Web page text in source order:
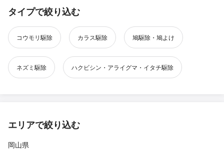
タイプで絞り込む
コウモリ駆除 カラス駆除 鳩駆除・鳩よけ
ネズミ駆除 ハクビシン・アライグマ・イタチ駆除
エリアで絞り込む
岡山県